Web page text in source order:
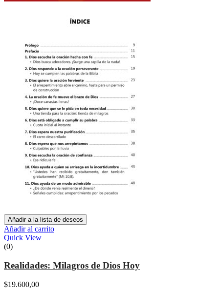
Añadir a la lista de deseos
Añadir al carrito
Quick View
(0)
Realidades: Milagros de Dios Hoy
$19.600,00